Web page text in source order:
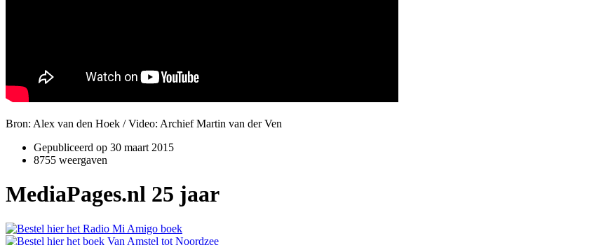
Bron: Alex van den Hoek / Video: Archief Martin van der Ven
Gepubliceerd op 30 maart 2015
8755 weergaven
MediaPages.nl 25 jaar